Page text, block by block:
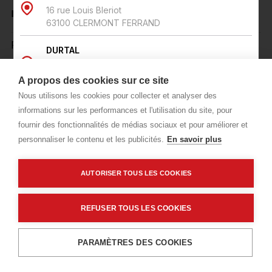
A propos des cookies sur ce site
Nous utilisons les cookies pour collecter et analyser des
informations sur les performances et l'utilisation du site, pour
fournir des fonctionnalités de médias sociaux et pour améliorer et
personnaliser le contenu et les publicités. En savoir plus
AUTORISER TOUS LES COOKIES
REFUSER TOUS LES COOKIES
PARAMÈTRES DES COOKIES
mm - Longueur : 13000 mm - GL24
Prix public
65,26 € TTC/ML
Livraisons & enlèvement
Livraison standard Sur commande
Caractéristiques techniques
Ajouter au panier
16 rue Louis Bleriot
63100 CLERMONT FERRAND
DURTAL
49430 DURTAL
HENNEBONT
83 avenue de la republique
HENNEBONT - PLATRERIE-ISOLATION
83 avenue de la République
56703 HENNEBONT
LA ROCHE SUR YON
Rue Watt
85000 LA ROCHE SUR YON